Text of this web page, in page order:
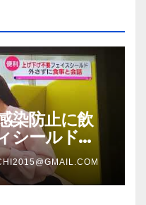
染防止に飲
シールド
ＦＢＣ福井
介映像